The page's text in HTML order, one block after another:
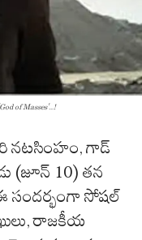
of Masses'...!
నటసింహం, గాడ్
(జూన్ 10) తన
ఈ సందర్భంగా సోషల్
రాజకీయ